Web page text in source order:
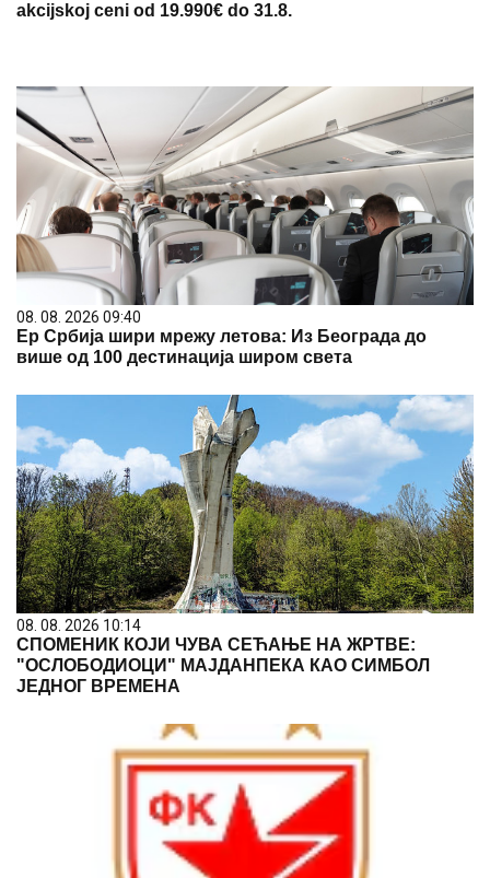
akcijskoj ceni od 19.990€ do 31.8.
08. 08. 2026 09:40
Ер Србија шири мрежу летова: Из Београда до
више од 100 дестинација широм света
08. 08. 2026 10:14
СПОМЕНИК КОЈИ ЧУВА СЕЋАЊЕ НА ЖРТВЕ:
"ОСЛОБОДИОЦИ" МАЈДАНПЕКА КАО СИМБОЛ
ЈЕДНОГ ВРЕМЕНА